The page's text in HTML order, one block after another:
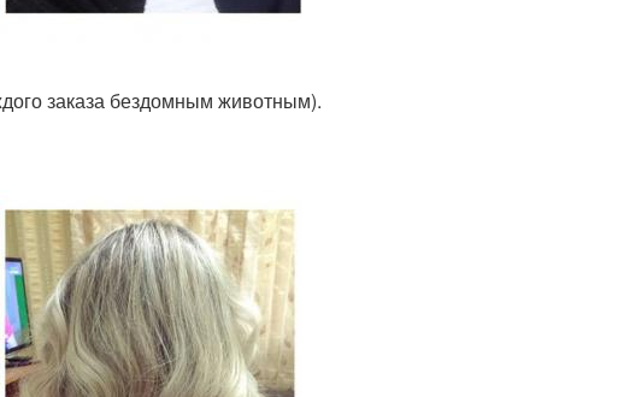
заказа бездомным животным).